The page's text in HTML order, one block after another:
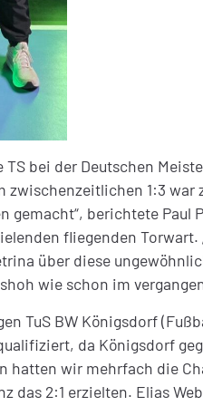
bei der Deutschen
zwischenzeitlichen 1:3
gemacht“, berichtete
fliegenden
über diese
wie schon im
TuS BW Königsdorf
da Königsdorf
hatten wir mehrfach die
das 2:1 erzielten. Elias